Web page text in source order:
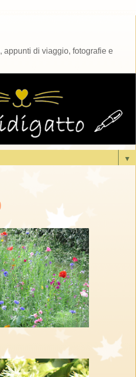
appunti di viaggio, fotografie e
▼